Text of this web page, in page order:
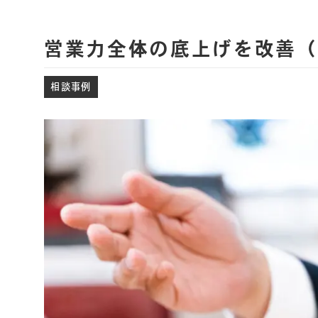
営業力全体の底上げを改善
相談事例